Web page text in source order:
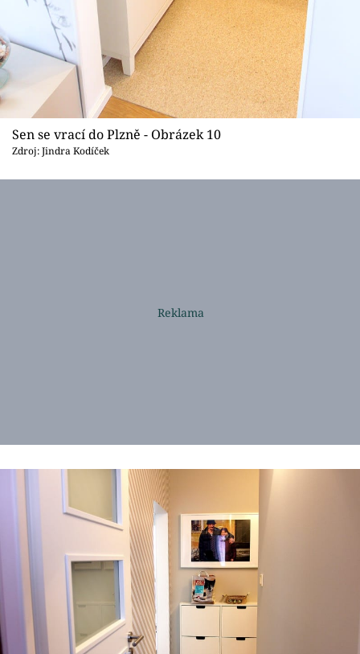
Sen se vrací do Plzně - Obrázek 10
Zdroj: Jindra Kodíček